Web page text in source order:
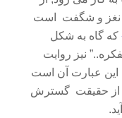
نغز و شگفت است
که گاه به شکل
نیز روایت
عبارت آن است
از حقیقت گسترش